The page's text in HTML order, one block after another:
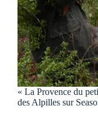
« La Provence du
des Alpilles sur